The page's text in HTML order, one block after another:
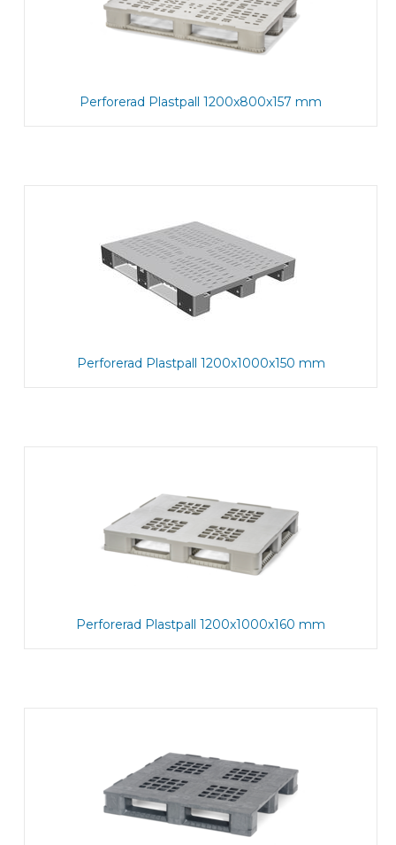
Perforerad Plastpall 1200x800x157 mm
Perforerad Plastpall 1200x1000x150 mm
Perforerad Plastpall 1200x1000x160 mm